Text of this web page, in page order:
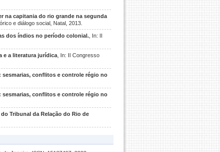
na capitania do rio grande na segunda
e diálogo social, Natal, 2013.
dos índios no período colonial. , In: II
e a literatura jurídica , In: II Congresso
sesmarias, conflitos e controle régio no
sesmarias, conflitos e controle régio no
Tribunal da Relação do Rio de